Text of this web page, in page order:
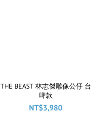
THE BEAST 林志傑雕像公仔 台
啤款
NT$3,980